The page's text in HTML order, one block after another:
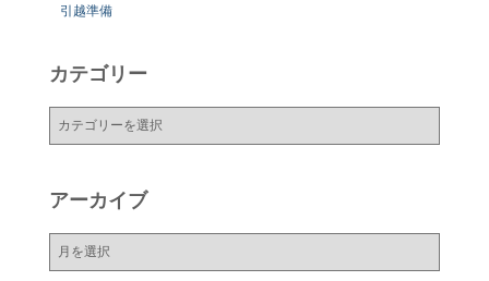
引越準備
カテゴリー
ー
アーカイブ
ー